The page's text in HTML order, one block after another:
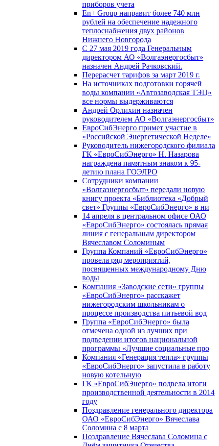
приборов учета
En+ Group направит более 740 млн
рублей на обеспечение надежного
теплоснабжения двух районов
Нижнего Новгорода
С 27 мая 2019 года Генеральным
директором АО «Волгаэнергосбыт»
назначен Андрей Рачковский.
Перерасчет тарифов за март 2019 г.
На источниках подготовки горячей
воды компании «Автозаводская ТЭЦ»
все нормы выдерживаются
Андрей Орлихин назначен
руководителем АО «Волгаэнергосбыт»
ЕвроСибЭнерго примет участие в
«Российской Энергетической Неделе»
Руководитель нижегородского филиала
ГК «ЕвроСибЭнерго» Н. Назарова
награждена памятным знаком к 95-
летию плана ГОЭЛРО
Сотрудники компании
«Волгаэнергосбыт» передали новую
книгу проекта «Библиотека «Добрый
свет» Группы «ЕвроСибЭнерго» в ни
14 апреля в центральном офисе ОАО
«ЕвроСибЭнерго» состоялась прямая
линия с генеральным директором
Вячеславом Соломиным
Группа Компаний «ЕвроСибЭнерго»
провела ряд мероприятий,
посвященных международному Дню
воды
Компания «Заводские сети» группы
«ЕвроСибЭнерго» расскажет
нижегородским школьникам о
процессе производства питьевой вод
Группа «ЕвроСибЭнерго» была
отмечена одной из лучших при
подведении итогов национальной
программы «Лучшие социальные про
Компания «Генерация тепла» группы
«ЕвроСибЭнерго» запустила в работу
новую котельную
ГК «ЕвроСибЭнерго» подвела итоги
производственной деятельности в 2014
году
Поздравление генерального директора
ОАО «ЕвроСибЭнерго» Вячеслава
Соломина с 8 марта
Поздравление Вячеслава Соломина с